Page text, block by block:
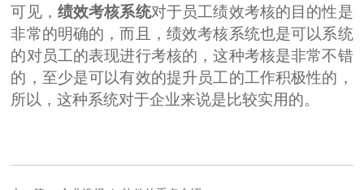
可见， 绩效考核系统对于员工绩效考核的目的性是
非常的明确的，而且，绩效考核系统也是可以系统
的对员工的表现进行考核的，这种考核是非常不错
的，至少是可以有效的提升员工的工作积极性的，
所以，这种系统对于企业来说是比较实用的。